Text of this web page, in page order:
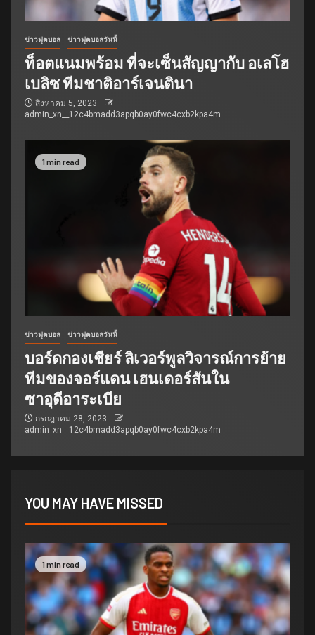
ข่าวฟุตบอล ข่าวฟุตบอลวันนี้
ท็อตแนมพร้อม ที่จะเซ็นสัญญากับ อเลโฮ
เบลิซ ทีมชาติอาร์เจนตินา
สิงหาคม 5, 2023
admin_xn__12c4bmadd3apqb0ay0fwc4cxb2kpa4m
1 min read
ข่าวฟุตบอล ข่าวฟุตบอลวันนี้
บอร์ดกองเชียร์ ลิเวอร์พูลวิจารณ์การย้าย
ทีมของจอร์แดน เฮนเดอร์สันใน
ซาอุดีอาระเบีย
กรกฎาคม 28, 2023
admin_xn__12c4bmadd3apqb0ay0fwc4cxb2kpa4m
YOU MAY HAVE MISSED
1 min read